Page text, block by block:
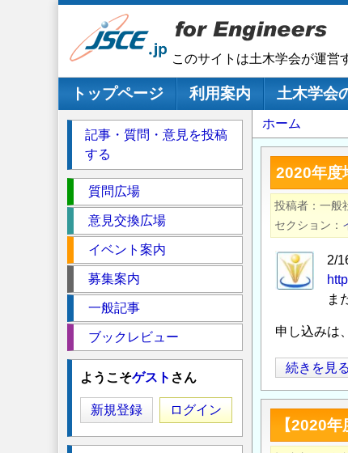
このサイトは土木学会が運営
メインナビゲーション
トップページ 利用案内 土木学会
パ
ン
く
ず
ホーム
2020年度
投稿者 一般
セクション
2/
ま
申し込みは、
2020
年
度
地
盤
続きを見る
【2020
記事・質問・意見を投稿
する
ク
シ
質問広場
意見交換広場
イベント案内
募集案内
一般記事
ブックレビュー
ようこそゲスト さん
新規登録 ログイン